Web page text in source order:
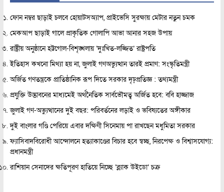
ফোন নম্বর ছাড়াই চলবে হোয়াটসঅ্যাপ, প্রাইভেসি সুরক্ষায় মেটার নতুন চমক
মেকআপ ছাড়াই গালে প্রাকৃতিক গোলাপি আভা আনার সহজ উপায়
রাষ্ট্রীয় অনুষ্ঠানে হট্টগোল-বিশৃঙ্খলায় ‘দুঃখিত-লজ্জিত’ রাষ্ট্রপতি
ইতিহাস কখনো মিথ্যা হয় না, জুলাই গণঅভ্যুত্থান তারই প্রমাণ: সংস্কৃতিমন্ত্রী
অর্জিত গণতন্ত্রকে প্রাতিষ্ঠানিক রূপ দিতে সরকার দৃঢ়প্রতিজ্ঞ : তথ্যমন্ত্রী
প্রযুক্তি উদ্ভাবনের মাধ্যমেই অর্থনৈতিক সার্বভৌমত্ব অর্জিত হবে: ববি হাজ্জাজ
জুলাই গণ-অভ্যুত্থানের দুই বছর: পরিবর্তনের লড়াই ও ভবিষ্যতের অঙ্গীকার
দুই বাংলার গণ্ডি পেরিয়ে এবার দক্ষিণী সিনেমায় পা রাখছেন মধুমিতা সরকার
ফ্যাসিবাদবিরোধী আন্দোলনে হত্যাকাণ্ডের বিচার হবে স্বচ্ছ, নিরপেক্ষ ও বিশ্বাসযোগ্য:
প্রধানমন্ত্রী
রাশিয়ান সেনাদের ক্ষতিপূরণ হাতিয়ে নিচ্ছে ‘ব্ল্যাক উইডো’ চক্র